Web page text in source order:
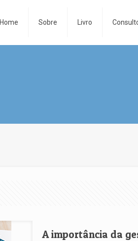
Home Sobre Livro
A importância da